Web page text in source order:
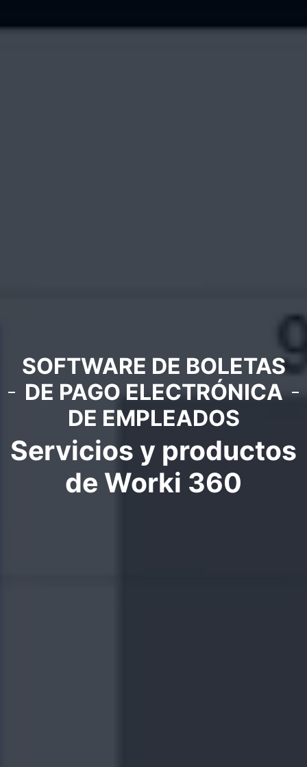
SOFTWARE DE BOLETAS
DE PAGO ELECTRÓNICA
DE EMPLEADOS
Servicios y productos
de Worki 360